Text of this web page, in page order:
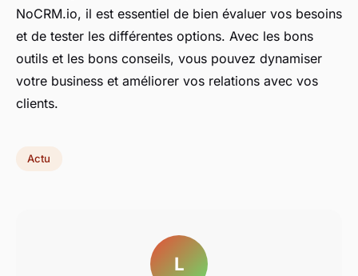
NoCRM.io, il est essentiel de bien évaluer vos besoins
et de tester les différentes options. Avec les bons
outils et les bons conseils, vous pouvez dynamiser
votre business et améliorer vos relations avec vos
clients.
Actu
L